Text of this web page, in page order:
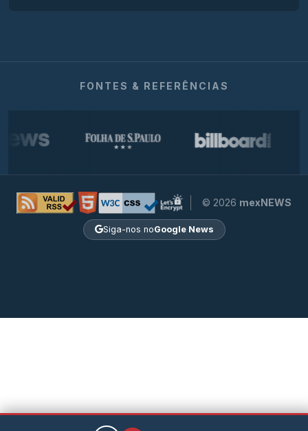
FONTES & REFERÊNCIAS
© 2026 mexNEWS
Siga-nos noGoogle News